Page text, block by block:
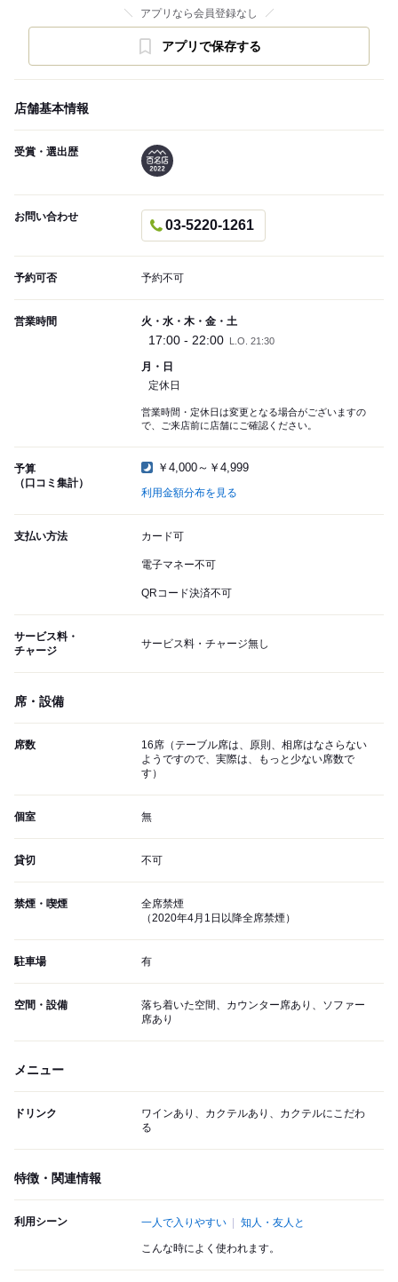
アプリなら会員登録なし
アプリで保存する
店舗基本情報
受賞・選出歴
お問い合わせ
03-5220-1261
予約可否 予約不可
営業時間 火・水・木・金・土
17:00 - 22:00 L.O. 21:30
月・日
定休日
営業時間・定休日は変更となる場合がございますの
で、ご来店前に店舗にご確認ください。
予算
（口コミ集計）
￥4,000～￥4,999
利用金額分布を見る
支払い方法 カード可
電子マネー不可
QRコード決済不可
サービス料・
チャージ
サービス料・チャージ無し
席・設備
席数
16席（テーブル席は、原則、相席はなさらない
ようですので、実際は、もっと少ない席数で
す）
個室 無
貸切 不可
禁煙・喫煙
全席禁煙
（2020年4月1日以降全席禁煙）
駐車場 有
空間・設備
落ち着いた空間、カウンター席あり、ソファー
席あり
メニュー
ドリンク
ワインあり、カクテルあり、カクテルにこだわ
る
特徴・関連情報
利用シーン 一人で入りやすい 知人・友人と
こんな時によく使われます。